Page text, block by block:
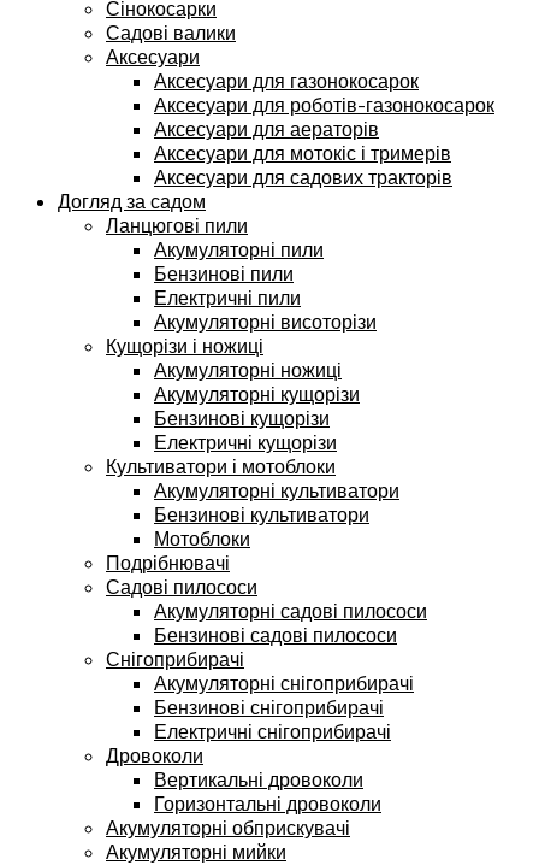
Сінокосарки
Садові валики
Аксесуари
Аксесуари для газонокосарок
Аксесуари для роботів-газонокосарок
Аксесуари для аераторів
Аксесуари для мотокіс і тримерів
Аксесуари для садових тракторів
Догляд за садом
Ланцюгові пили
Акумуляторні пили
Бензинові пили
Електричні пили
Акумуляторні висоторізи
Кущорізи і ножиці
Акумуляторні ножиці
Акумуляторні кущорізи
Бензинові кущорізи
Електричні кущорізи
Культиватори і мотоблоки
Акумуляторні культиватори
Бензинові культиватори
Мотоблоки
Подрібнювачі
Садові пилососи
Акумуляторні садові пилососи
Бензинові садові пилососи
Снігоприбирачі
Акумуляторні снігоприбирачі
Бензинові снігоприбирачі
Електричні снігоприбирачі
Дровоколи
Вертикальні дровоколи
Горизонтальні дровоколи
Акумуляторні обприскувачі
Акумуляторні мийки